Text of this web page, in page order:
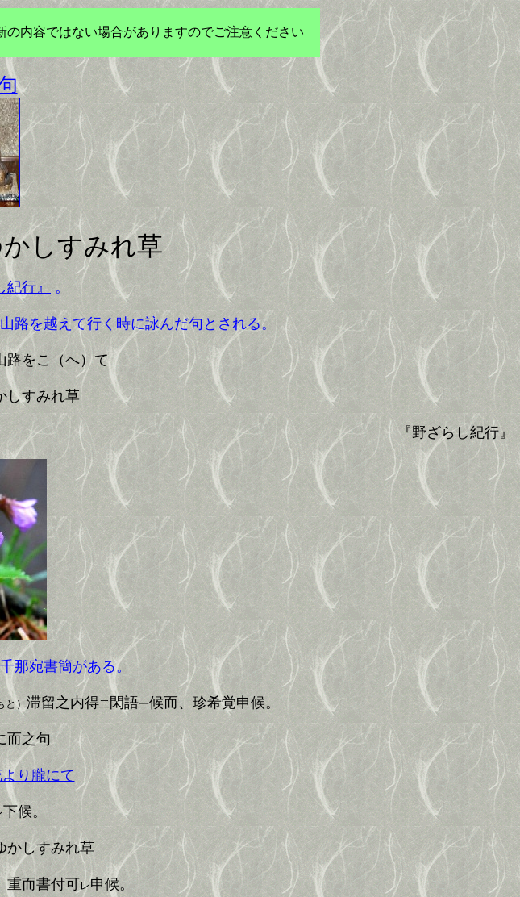
内容ではない場合がありますのでご注意ください
しすみれ草
紀行』 。
を越えて行く時に詠んだ句とされる。
こ（へ）て
しすみれ草
『野ざらし紀行』
那宛書簡がある。
と）滞留之内得二閑語一候而、珍希覚申候。
而之句
り朧にて
下候。
しすみれ草
重而書付可レ申候。